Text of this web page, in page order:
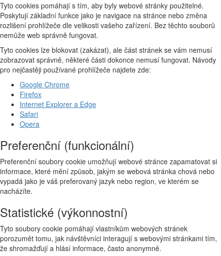
Tyto cookies pomáhají s tím, aby byly webové stránky použitelné.
Poskytují základní funkce jako je navigace na stránce nebo změna
rozlišení prohlížeče dle velikosti vašeho zařízení. Bez těchto souborů
nemůže web správně fungovat.
Tyto cookies lze blokovat (zakázat), ale část stránek se vám nemusí
zobrazovat správně, některé části dokonce nemusí fungovat. Návody
pro nejčastěji používané prohlížeče najdete zde:
Google Chrome
Firefox
Internet Explorer a Edge
Safari
Opera
Preferenční (funkcionální)
Preferenční soubory cookie umožňují webové stránce zapamatovat si
informace, které mění způsob, jakým se webová stránka chová nebo
vypadá jako je váš preferovaný jazyk nebo region, ve kterém se
nacházíte.
Statistické (výkonnostní)
Tyto soubory cookie pomáhají vlastníkům webových stránek
porozumět tomu, jak návštěvníci interagují s webovými stránkami tím,
že shromažďují a hlásí informace, často anonymně.